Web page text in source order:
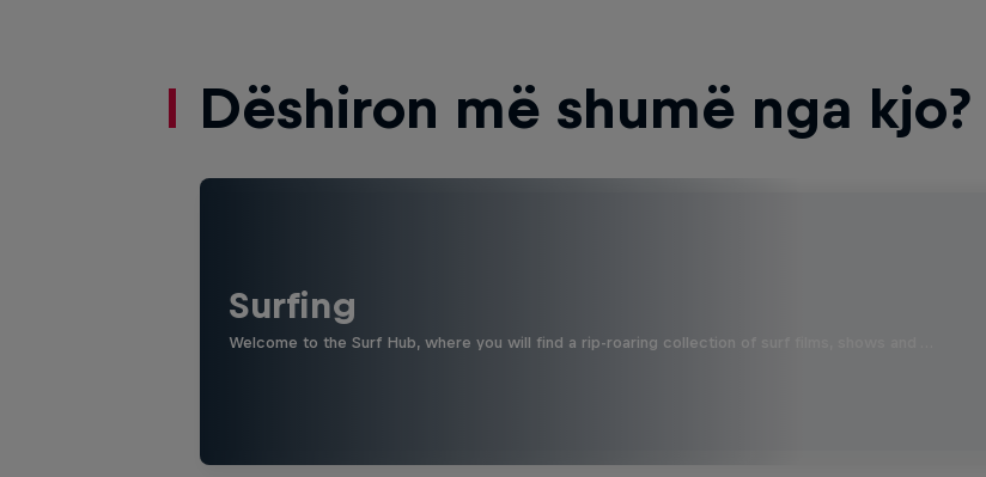
Dëshiron më shumë nga kjo?
Surfing
Welcome to the Surf Hub, where you will find a rip-roaring collection of surf films, shows and …